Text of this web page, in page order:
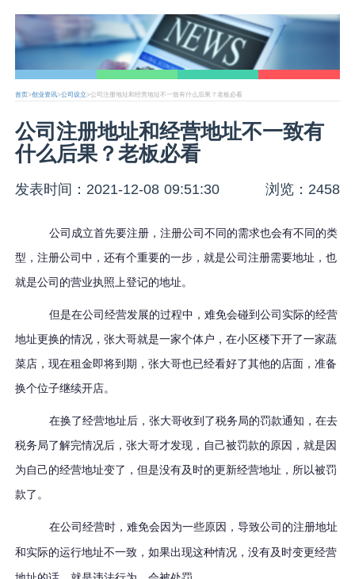
首页>创业资讯>公司设立>公司注册地址和经营地址不一致有什么后果？老板必看
公司注册地址和经营地址不一致有
什么后果？老板必看
发表时间：2021-12-08 09:51:30 浏览：2458
公司成立首先要注册，注册公司不同的需求也会有不同的类
型，注册公司中，还有个重要的一步，就是公司注册需要地址，也
就是公司的营业执照上登记的地址。
但是在公司经营发展的过程中，难免会碰到公司实际的经营
地址更换的情况，张大哥就是一家个体户，在小区楼下开了一家蔬
菜店，现在租金即将到期，张大哥也已经看好了其他的店面，准备
换个位子继续开店。
在换了经营地址后，张大哥收到了税务局的罚款通知，在去
税务局了解完情况后，张大哥才发现，自己被罚款的原因，就是因
为自己的经营地址变了，但是没有及时的更新经营地址，所以被罚
款了。
在公司经营时，难免会因为一些原因，导致公司的注册地址
和实际的运行地址不一致，如果出现这种情况，没有及时变更经营